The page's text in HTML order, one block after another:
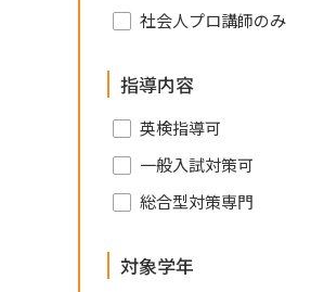
社会人プロ講師のみ
指導内容
英検指導可
一般入試対策可
総合型対策専門
対象学年